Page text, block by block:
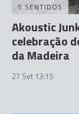
5 SENTIDOS
Akoustic
celebração
da Madeira
27 Set 13:15